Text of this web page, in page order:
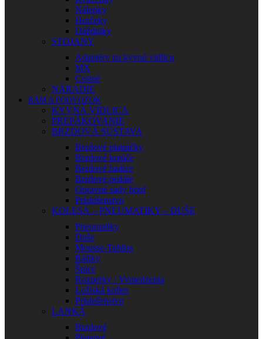
Nálepky
Hrnčeky
Dáždniky
STOJANY
Adaptéry na kyvnú vidlicu
MX
Cestné
NÁRADIE
RÁM A PODVOZOK
KYVNÁ VIDLICA
PREPÁKOVANIE
BRZDOVÁ SÚSTAVA
Brzdové platničky
Brzdové kotúče
Brzdové hadice
Brzdové pedále
Opravné sady bŕzd
Príslušenstvo
KOLESÁ – PNEUMATIKY – DUŠE
Pneumatiky
Duše
Mousse-Tubliss
Ráfiky
Špice
Rozperky / Vymedzenia
Ložiská kolies
Príslušenstvo
LANKÁ
Brzdové